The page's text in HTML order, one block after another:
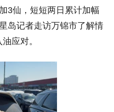
3仙，短短两日累计加幅
岛记者走访万锦市了解情
应对。